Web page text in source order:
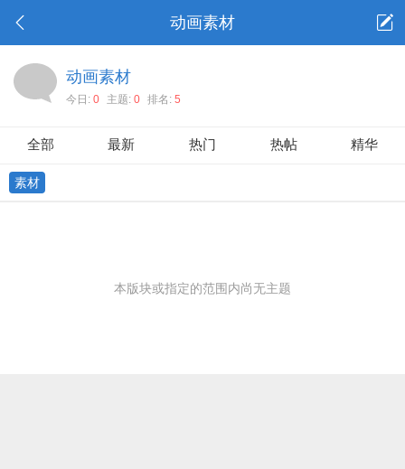
动画素材
动画素材
今日: 0 主题: 0 排名: 5
全部 最新 热门 热帖 精华
素材
本版块或指定的范围内尚无主题